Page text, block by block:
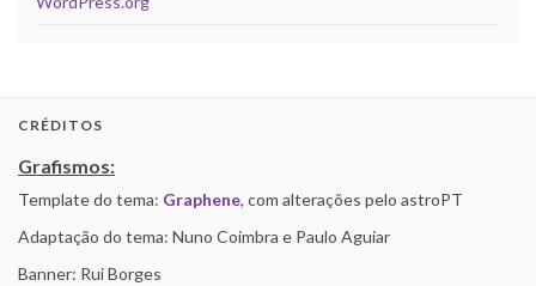
CRÉDITOS
Grafismos:
Template do tema: Graphene, com alterações pelo astroPT
Adaptação do tema: Nuno Coimbra e Paulo Aguiar
Banner: Rui Borges